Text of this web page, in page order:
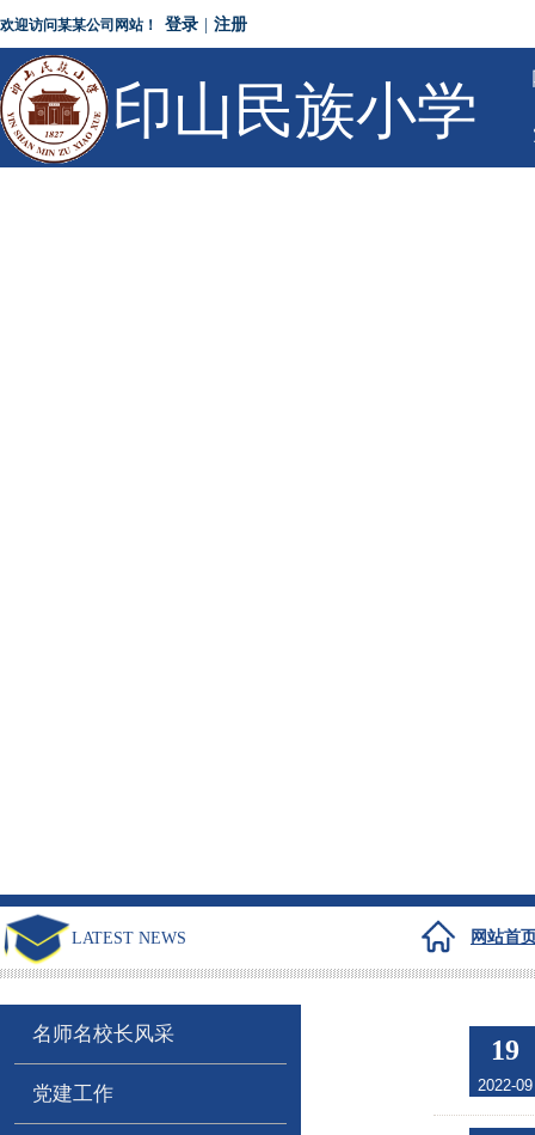
登录 注册
欢迎访问某某公司网站！
印山民族小学
LATEST NEWS 网站首
名师名校长风采
党建工作
19
2022-09